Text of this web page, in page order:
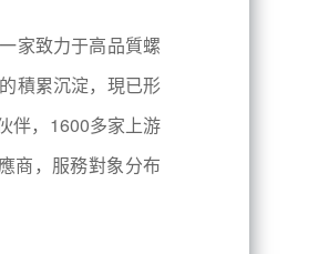
家致力于高品質螺
積累沉淀，現已形
伴，1600多家上游
商，服務對象分布